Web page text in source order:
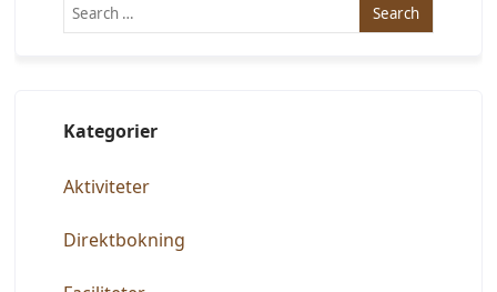
Kategorier
Aktiviteter
Direktbokning